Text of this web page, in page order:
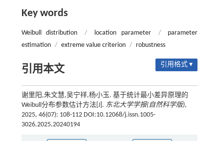
Key words
Weibull distribution / location parameter /
parameter
estimation / extreme value criterion / robustness
引用本文 引用格式 ▾
谢里阳,朱文慧,吴宁祥,杨小玉. 基于统计最小差异原理的
Weibull分布参数估计方法[J]. 东北大学学报(自然科学版),
2025, 46(07): 108-112 DOI:10.12068/j.issn.1005-
3026.2025.20240194